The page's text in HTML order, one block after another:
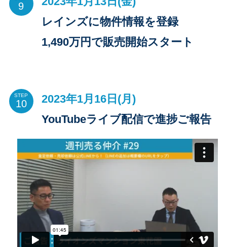
レインズに物件情報を登録
1,490万円で販売開始スタート
STEP
2023年1月16日(月)
YouTubeライブ配信で進捗ご報告